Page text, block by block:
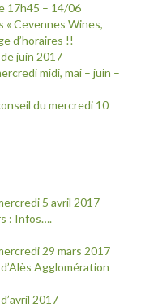
17h45 – 14/06
« Cevennes Wines,
d’horaires !!
juin 2017
midi, mai – juin –
du mercredi 10
5 avril 2017
: Infos….
29 mars 2017
Agglomération
2017